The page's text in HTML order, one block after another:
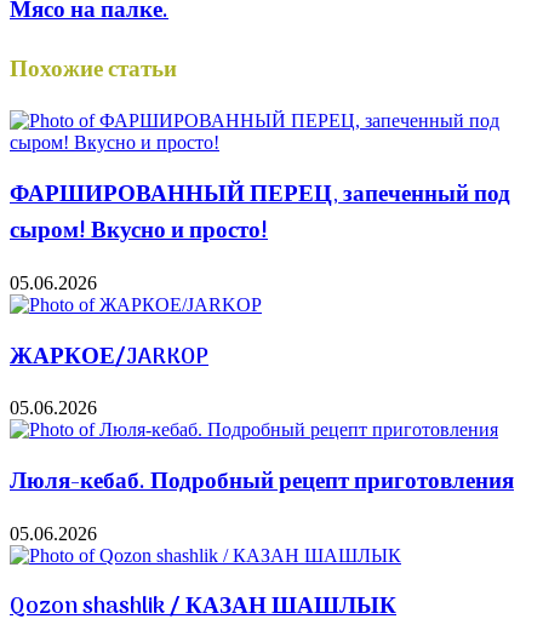
Мясо на палке.
Похожие статьи
ФАРШИРОВАННЫЙ ПЕРЕЦ, запеченный под
сыром! Вкусно и просто!
05.06.2026
ЖАРКОЕ/JARKOP
05.06.2026
Люля-кебаб. Подробный рецепт приготовления
05.06.2026
Qozon shashlik / КАЗАН ШАШЛЫК